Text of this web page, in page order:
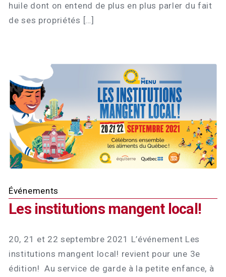
huile dont on entend de plus en plus parler du fait
de ses propriétés […]
Événements
Les institutions mangent local!
20, 21 et 22 septembre 2021 L’événement Les
institutions mangent local! revient pour une 3e
édition! Au service de garde à la petite enfance, à